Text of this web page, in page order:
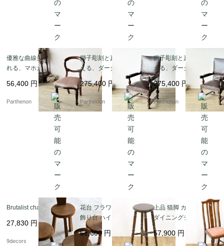
優雅な曲線美に魅了さ
れる、マホガニーアン
ティークバルーンチェ
ア 張替え済み【c347-
56,400 円
Parthenon
獅子彫刻と真鍮鋲が映
える、ダークブラウン
本革張りの重厚なクラ
シックアームチェア【d
s23-7】
275,400 円
Parthenon
獅子彫刻と真鍮鋲が映
える、ダークブラウン
本革張りの重厚なクラ
シックアームチェア【d
s23-8】
275,400 円
Parthenon
Brutalist chair
27,830 円
9decors
花台 フラワースタンド
飾り台 ハイスツール お
しゃれ アンティーク ヴ
ィンテージ 木の温もり
61,600 円
上品 猫脚 カブリオール
ダイニングチェア ピン
ク 桃色 シンプル 書斎
食卓 イギリス製 アンテ
57,900 円